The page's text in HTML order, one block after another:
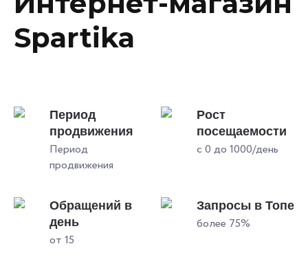
Spartika
Период
продвижения
Период
продвижения
Рост
посещаемости
с 0 до 1000/день
Обращений в
день
от 15
Запросы в Топе
более 75%